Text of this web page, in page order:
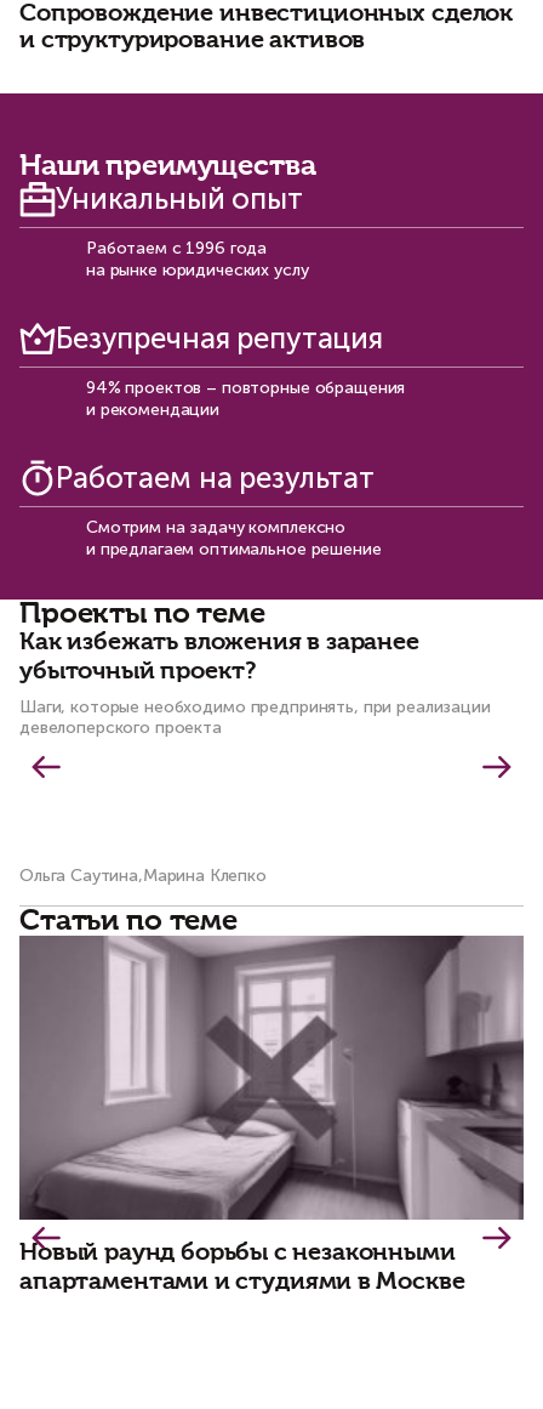
Сопровождение инвестиционных сделок
и структурирование активов
Наши преимущества
Уникальный опыт
Безупречная репутация
Работаем на результат
Работаем с 1996 года
на рынке юридических услу
94% проектов – повторные обращения
и рекомендации​
Смотрим на задачу комплексно
и предлагаем оптимальное решение
Проекты по теме
Как избежать вложения в заранее
убыточный проект?
Шаги, которые необходимо предпринять, при реализации
девелоперского проекта
Ольга Саутина,Марина Клепко
Статьи по теме
Новый раунд борьбы с незаконными
апартаментами и студиями в Москве